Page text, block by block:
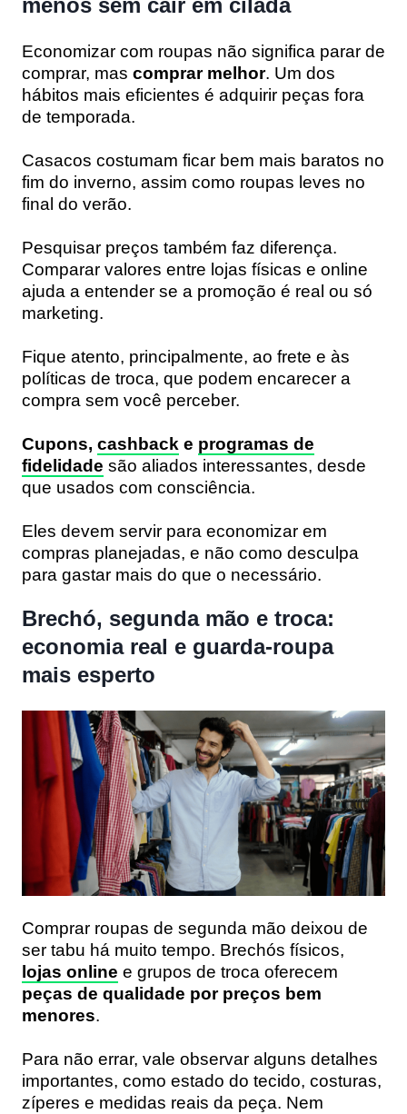
menos sem cair em cilada
Economizar com roupas não significa parar de
comprar, mas comprar melhor. Um dos
hábitos mais eficientes é adquirir peças fora
de temporada.
Casacos costumam ficar bem mais baratos no
fim do inverno, assim como roupas leves no
final do verão.
Pesquisar preços também faz diferença.
Comparar valores entre lojas físicas e online
ajuda a entender se a promoção é real ou só
marketing.
Fique atento, principalmente, ao frete e às
políticas de troca, que podem encarecer a
compra sem você perceber.
Cupons, cashback e programas de
fidelidade são aliados interessantes, desde
que usados com consciência.
Eles devem servir para economizar em
compras planejadas, e não como desculpa
para gastar mais do que o necessário.
Brechó, segunda mão e troca:
economia real e guarda-roupa
mais esperto
Comprar roupas de segunda mão deixou de
ser tabu há muito tempo. Brechós físicos,
lojas online e grupos de troca oferecem
peças de qualidade por preços bem
menores.
Para não errar, vale observar alguns detalhes
importantes, como estado do tecido, costuras,
zíperes e medidas reais da peça. Nem